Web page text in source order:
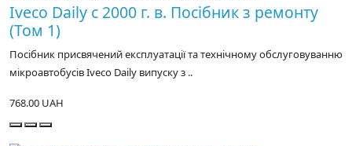
Iveco Daily c 2000 г. в. Посібник з ремонту
(Том 1)
Посібник присвячений експлуатації та технічному обслуговуванню
мікроавтобусів Iveco Daily випуску з ..
768.00 UAH